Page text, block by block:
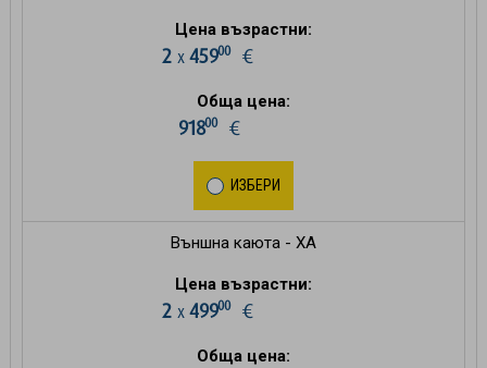
Цена възрастни:
2 х 45900€
Обща цена:
91800€
ИЗБЕРИ
Външна каюта - XA
Цена възрастни:
2 х 49900€
Обща цена: